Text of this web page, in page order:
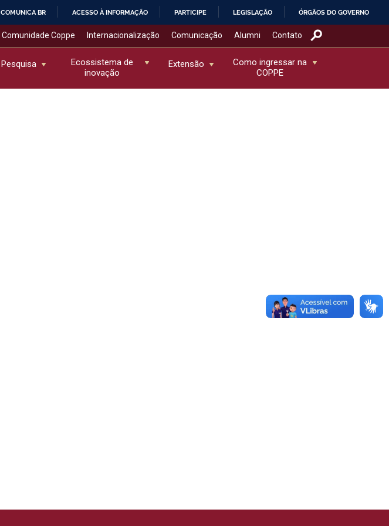
COMUNICA BR ACESSO À INFORMAÇÃO PARTICIPE LEGISLAÇÃO ÓRGÃOS DO GOVERNO
Comunidade Coppe Internacionalização Comunicação Alumni Contato
Pesquisa
Ecossistema de
inovação
Extensão
Como ingressar na
COPPE